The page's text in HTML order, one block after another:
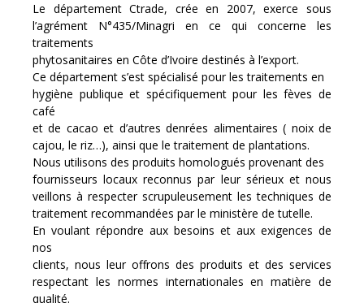
Le département Ctrade, crée en 2007, exerce sous
l’agrément N°435/Minagri en ce qui concerne les
traitements
phytosanitaires en Côte d’Ivoire destinés à l’export.
Ce département s’est spécialisé pour les traitements en
hygiène publique et spécifiquement pour les fèves de
café
et de cacao et d’autres denrées alimentaires ( noix de
cajou, le riz…), ainsi que le traitement de plantations.
Nous utilisons des produits homologués provenant des
fournisseurs locaux reconnus par leur sérieux et nous
veillons à respecter scrupuleusement les techniques de
traitement recommandées par le ministère de tutelle.
En voulant répondre aux besoins et aux exigences de
nos
clients, nous leur offrons des produits et des services
respectant les normes internationales en matière de
qualité.